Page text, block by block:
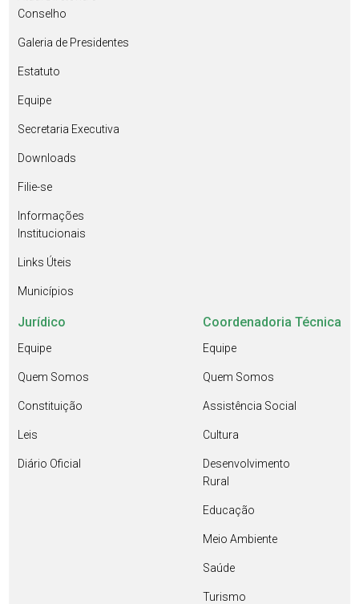
Conselho
Galeria de Presidentes
Estatuto
Equipe
Secretaria Executiva
Downloads
Filie-se
Informações
Institucionais
Links Úteis
Municípios
Jurídico
Equipe
Quem Somos
Constituição
Leis
Diário Oficial
Coordenadoria Técnica
Equipe
Quem Somos
Assistência Social
Cultura
Desenvolvimento
Rural
Educação
Meio Ambiente
Saúde
Turismo